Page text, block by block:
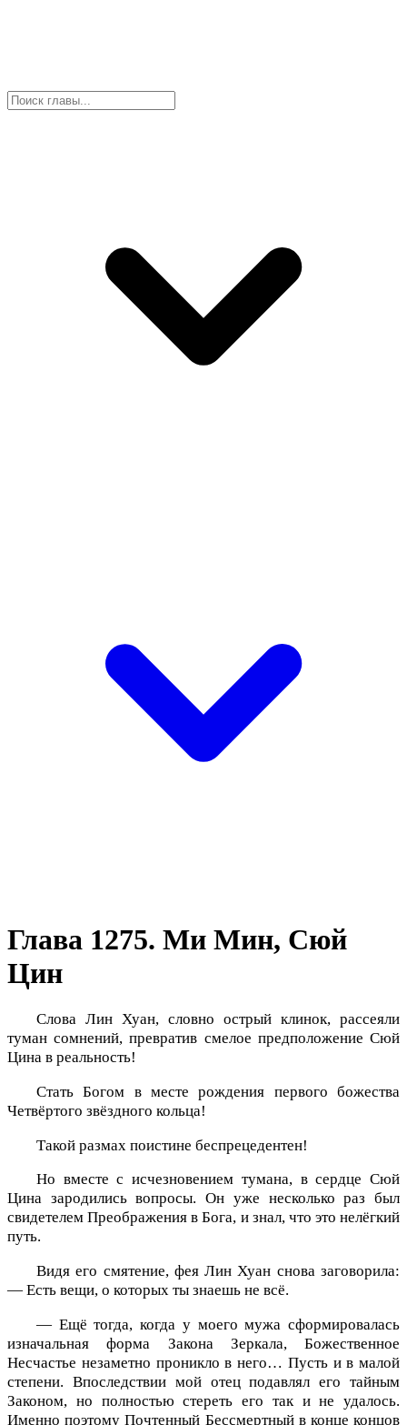
Глава 1275. Ми Мин, Сюй
Цин
Слова Лин Хуан, словно острый клинок, рассеяли
туман сомнений, превратив смелое предположение Сюй
Цина в реальность!
Стать Богом в месте рождения первого божества
Четвёртого звёздного кольца!
Такой размах поистине беспрецедентен!
Но вместе с исчезновением тумана, в сердце Сюй
Цина зародились вопросы. Он уже несколько раз был
свидетелем Преображения в Бога, и знал, что это нелёгкий
путь.
Видя его смятение, фея Лин Хуан снова заговорила:
— Есть вещи, о которых ты знаешь не всё.
— Ещё тогда, когда у моего мужа сформировалась
изначальная форма Закона Зеркала, Божественное
Несчастье незаметно проникло в него… Пусть и в малой
степени. Впоследствии мой отец подавлял его тайным
Законом, но полностью стереть его так и не удалось.
Именно поэтому Почтенный Бессмертный в конце концов